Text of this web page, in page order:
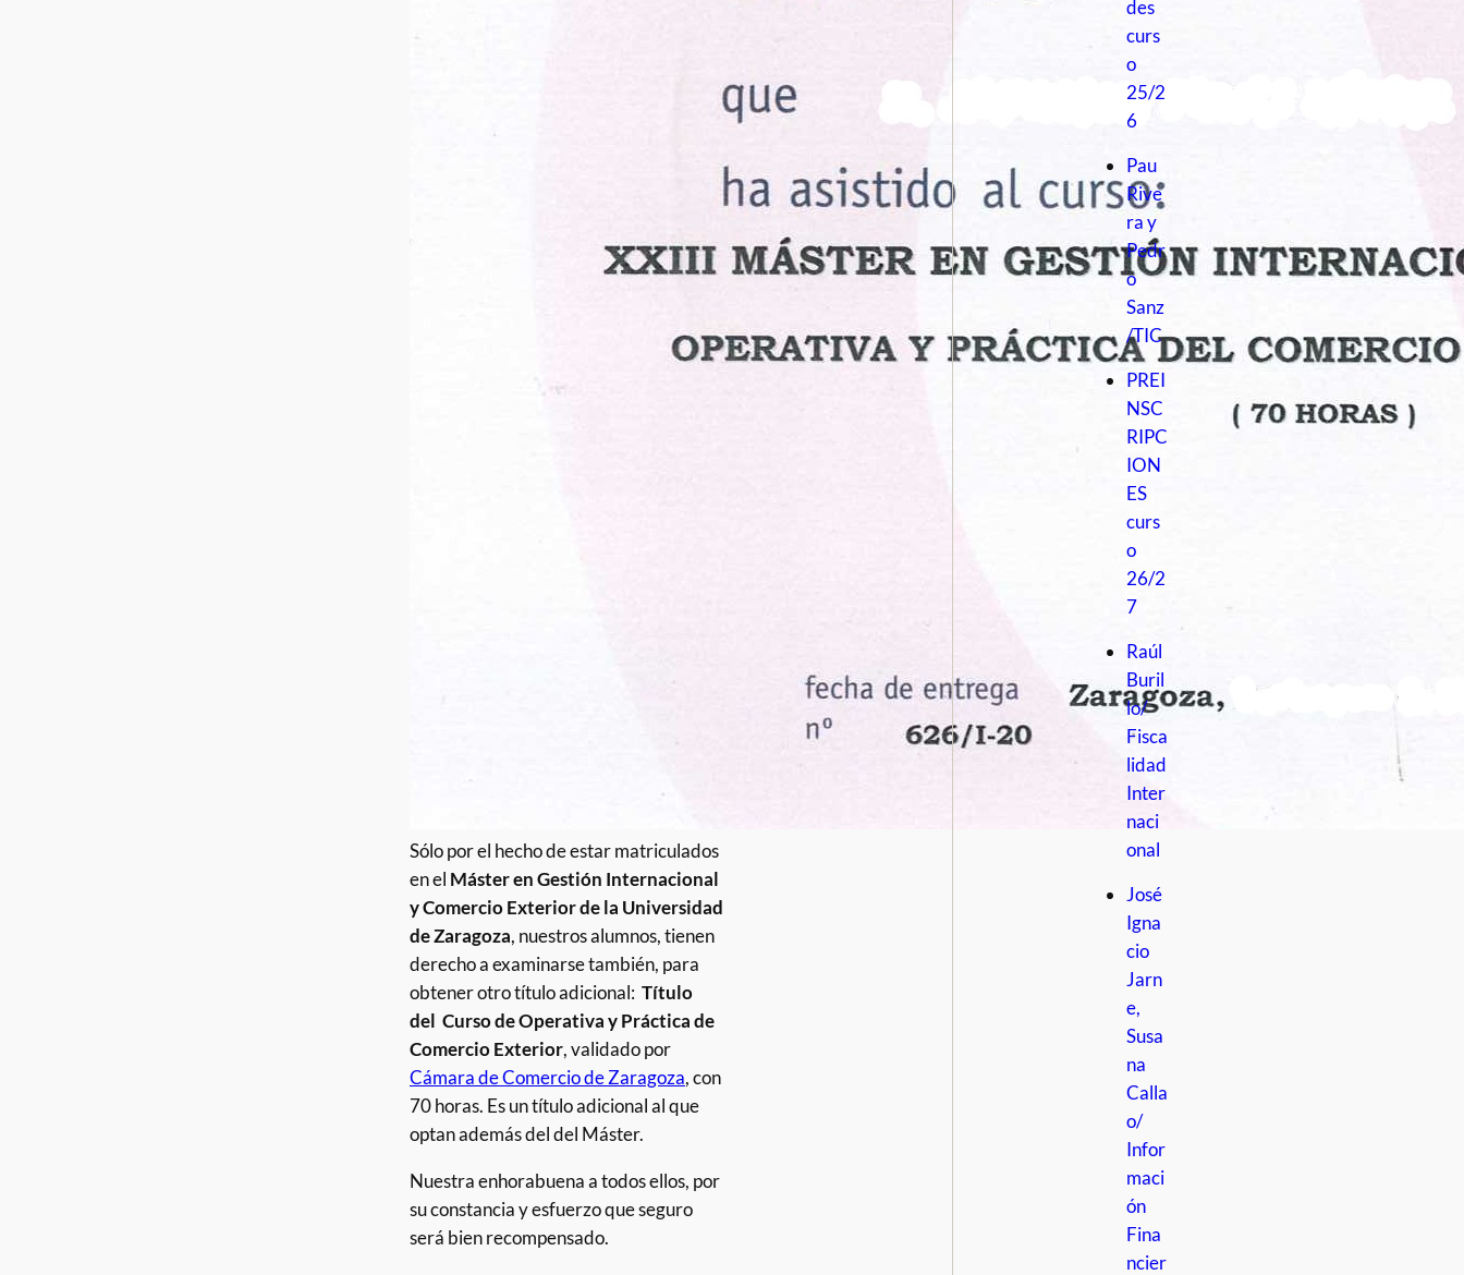
Sólo por el hecho de estar matriculados
en el Máster en Gestión Internacional
y Comercio Exterior de la Universidad
de Zaragoza, nuestros alumnos, tienen
derecho a examinarse también, para
obtener otro título adicional: Título
del Curso de Operativa y Práctica de
Comercio Exterior, validado por
Cámara de Comercio de Zaragoza, con
70 horas. Es un título adicional al que
optan además del del Máster.
Nuestra enhorabuena a todos ellos, por
su constancia y esfuerzo que seguro
será bien recompensado.
des
curs
o
25/2
6
Pau
Rive
ra y
Pedr
o
Sanz
/TIC
PREI
NSC
RIPC
ION
ES
curs
o
26/2
7
Raúl
Buril
lo/
Fisca
lidad
Inter
naci
onal
José
Igna
cio
Jarn
e,
Susa
na
Calla
o/
Infor
maci
ón
Fina
ncier